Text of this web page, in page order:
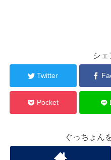
シェ
Twitter
Pocket
ぐっちょん